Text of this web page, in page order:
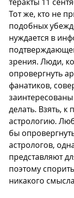
Тот же, кто не
подобных
нуждается в
зрения. Люди,
опровергнуть
фанатиков,
делать. Взять, к
астрологию.
бы
астрологов,
представляют
поэтому
никакого